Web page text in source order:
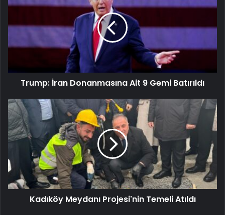
Trump: İran Donanmasına Ait 9 Gemi Batırıldı
Kadıköy Meydanı Projesi'nin Temeli Atıldı